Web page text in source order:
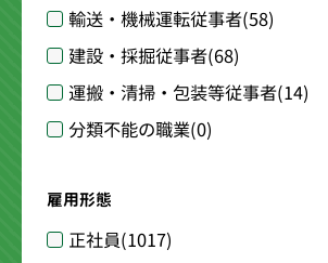
輸送・機械運転従事者(58)
建設・採掘従事者(68)
運搬・清掃・包装等従事者(14)
分類不能の職業(0)
雇用形態
正社員(1017)